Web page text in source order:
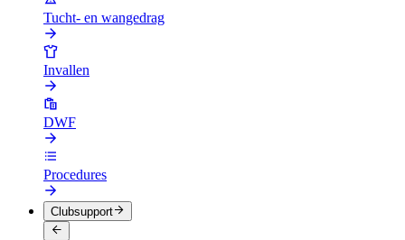
Tucht- en wangedrag
Invallen
DWF
Procedures
Clubsupport